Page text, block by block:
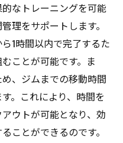
なトレーニングを可能
理をサポートします。
1時間以内で完了するた
ことが可能です。ま
、ジムまでの移動時間
。これにより、時間を
ウトが可能となり、効
ことができるのです。